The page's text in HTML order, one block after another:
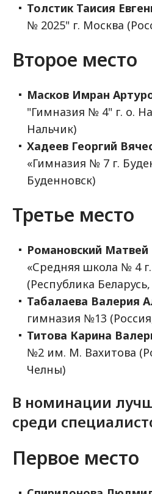
Толстик Таисия
№ 2025" г. Москва
Второе место
Масков Имран
"Гимназия № 4" г. о.
Нальчик)
Хадеев Георгий
«Гимназия № 7 г.
Буденновск)
Третье место
Романовский Матвей
«Средняя школа № 4
(Республика
Табалаева Валерия
гимназия №13
Титова Карина
№2 им. М. Вахитова
Челны)
В номинации
среди
Первое место